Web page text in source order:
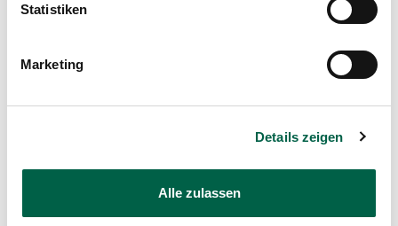
Statistiken
Marketing
Details zeigen
Alle zulassen